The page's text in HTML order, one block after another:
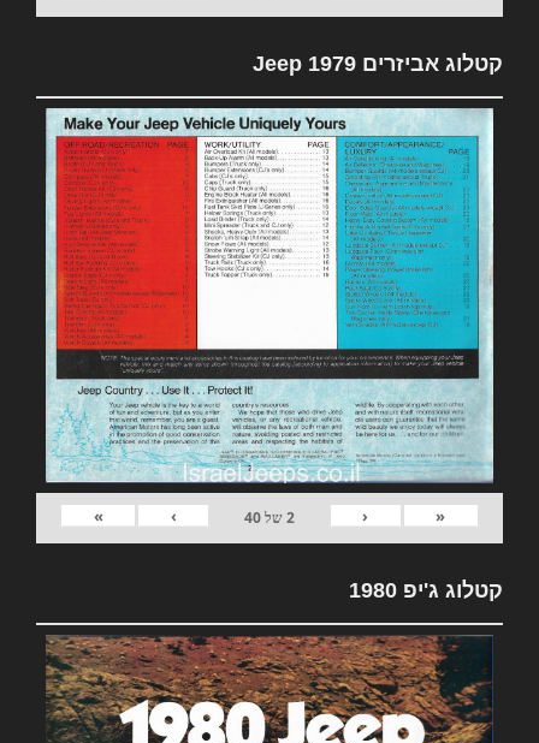
קטלוג אביזרים 1979 Jeep
«
‹
2של40
›
»
קטלוג ג'יפ 1980